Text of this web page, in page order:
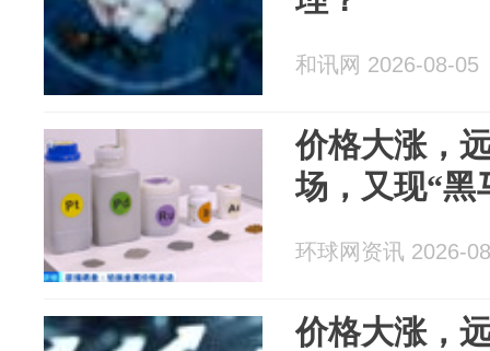
和讯网 2026-08-05
价格大涨，
场，又现“黑
环球网资讯 2026-
价格大涨，